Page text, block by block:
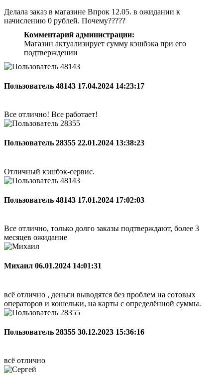
Делала заказ в магазине Впрок 12.05. в ожидании к
начислению 0 рублей. Почему?????
Комментарий администрации:
Магазин актуализирует сумму кэшбэка при его
подтверждении
Пользователь 48143 17.04.2024 14:23:17
Все отлично! Все работает!
Пользователь 28355 22.01.2024 13:38:23
Отличный кэшбэк-сервис.
Пользователь 48143 17.01.2024 17:02:03
Все отлично, только долго заказы подтверждают, более 3
месяцев ожидание
Михаил 06.01.2024 14:01:31
всё отлично , деньги выводятся без проблем на сотовых
операторов и кошельки, на карты с определённой суммы.
Пользователь 28355 30.12.2023 15:36:16
всё отлично